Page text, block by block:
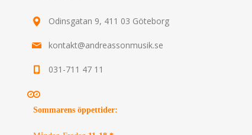
Odinsgatan 9, 411 03 Göteborg
kontakt@andreassonmusik.se
031-711 47 11
Sommarens öppettider: